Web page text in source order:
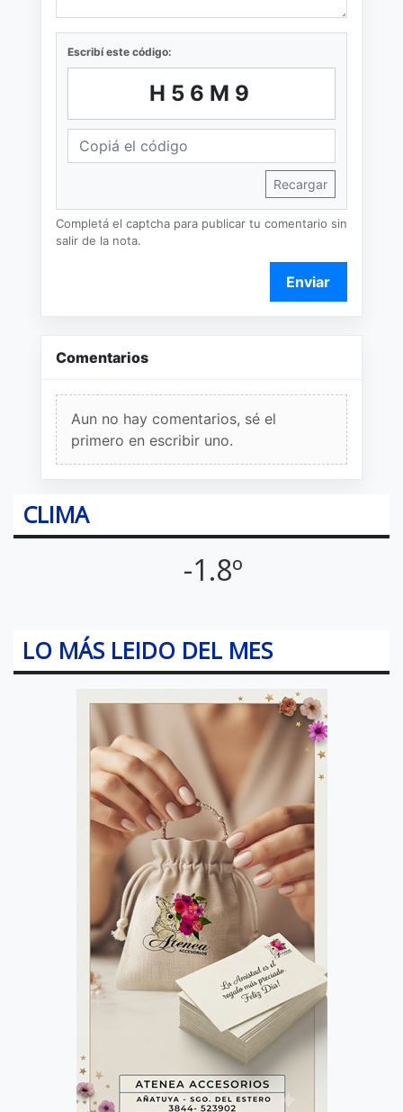
Escribí este código:
H56M9
Recargar
Completá el captcha para publicar tu comentario sin
salir de la nota.
Enviar
Comentarios
Aun no hay comentarios, sé el
primero en escribir uno.
CLIMA
-1.8º
LO MÁS LEIDO DEL MES